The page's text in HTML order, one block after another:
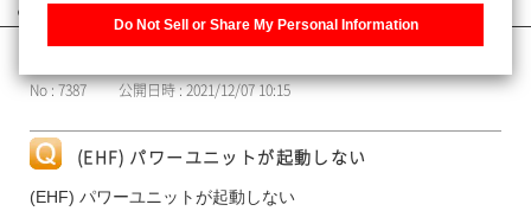
No : 7387 公開日時 : 2021/12/07 10:15
(EHF) パワーユニットが起動しない
(EHF) パワーユニットが起動しない
of our sharing information about you with our partners.
Information] to customize your cookie settings on our
Do Not Sell or Share My Personal Information